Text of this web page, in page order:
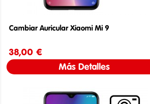
Cambiar Auricular Xiaomi Mi 9
38,00 €
Más Detalles